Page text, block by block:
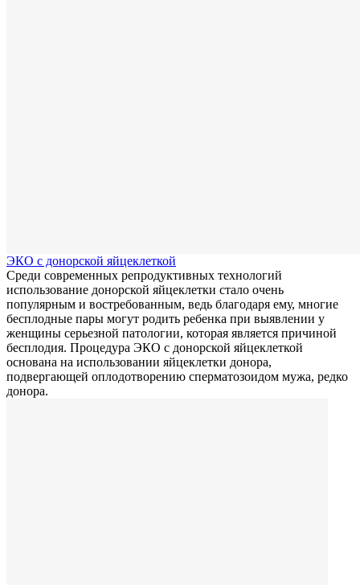
ЭКО с донорской яйцеклеткой
Среди современных репродуктивных технологий
использование донорской яйцеклетки стало очень
популярным и востребованным, ведь благодаря ему, многие
бесплодные пары могут родить ребенка при выявлении у
женщины серьезной патологии, которая является причиной
бесплодия. Процедура ЭКО с донорской яйцеклеткой
основана на использовании яйцеклетки донора,
подвергающей оплодотворению сперматозоидом мужа, редко
донора.